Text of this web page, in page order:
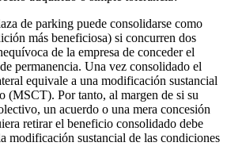
de parking puede consolidarse como
más beneficiosa) si concurren dos
de la empresa de conceder el
permanencia. Una vez consolidado el
equivale a una modificación sustancial
(MSCT). Por tanto, al margen de si su
un acuerdo o una mera concesión
retirar el beneficio consolidado debe
modificación sustancial de las condiciones